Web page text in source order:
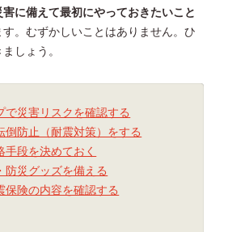
害に備えて最初にやっておきたいこと
。むずかしいことはありません。ひ
しょう。
で災害リスクを確認する
倒防止（耐震対策）をする
手段を決めておく
防災グッズを備える
保険の内容を確認する